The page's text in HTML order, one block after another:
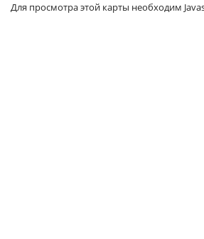
Для просмотра этой карты необходим